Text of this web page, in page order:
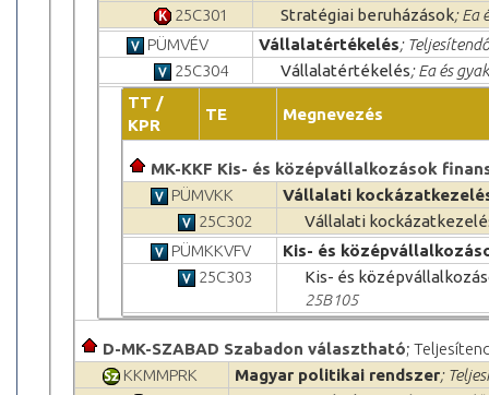
25C301
Stratégiai beruházások; Ea
PÜMVÉV
Vállalatértékelés;
25C304
Vállalatértékelés; Ea és
TT /
KPR
TE Megnevezés
MK-KKF Kis- és középvállalkozások
PÜMVKK
Vállalati
25C302
Vállalati
PÜMKKVFV
Kis- és
25C303
Kis- és
25B105
D-MK-SZABAD Szabadon választható;
KKMMPRK
Magyar politikai rendszer;